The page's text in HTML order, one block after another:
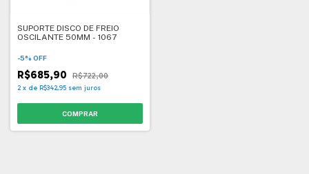
SUPORTE DISCO DE FREIO
OSCILANTE 50MM - 1067
-5% OFF
R$685,90 R$722,00
2 x de R$342,95 sem juros